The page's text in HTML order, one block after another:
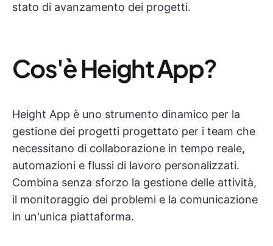
stato di avanzamento dei progetti.
Cos'è Height App?
Height App è uno strumento dinamico per la
gestione dei progetti progettato per i team che
necessitano di collaborazione in tempo reale,
automazioni e flussi di lavoro personalizzati.
Combina senza sforzo la gestione delle attività,
il monitoraggio dei problemi e la comunicazione
in un'unica piattaforma.